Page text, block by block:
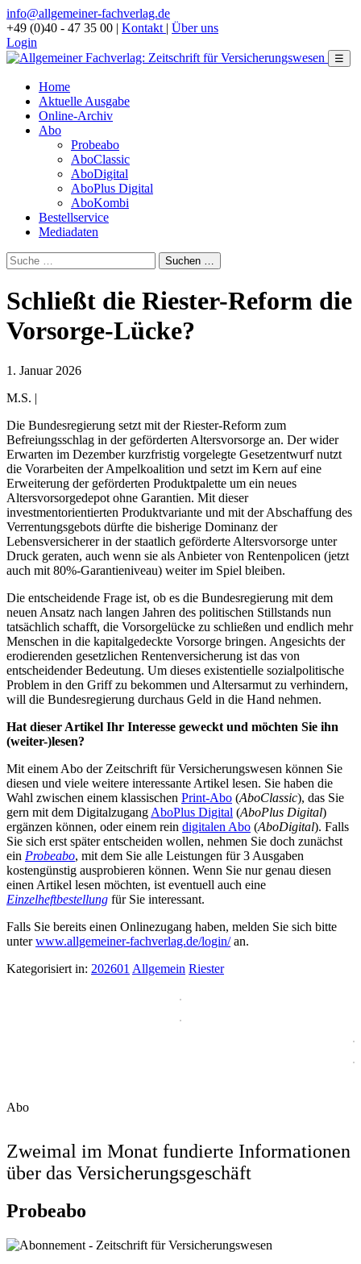
info@allgemeiner-fachverlag.de
+49 (0)40 - 47 35 00 | Kontakt | Über uns
Login
☰
Home
Aktuelle Ausgabe
Online-Archiv
Abo
Probeabo
AboClassic
AboDigital
AboPlus Digital
AboKombi
Bestellservice
Mediadaten
Schließt die Riester-Reform die
Vorsorge-Lücke?
1. Januar 2026
M.S. |
Die Bundesregierung setzt mit der Riester-Reform zum
Befreiungsschlag in der geförderten Altersvorsorge an. Der wider
Erwarten im Dezember kurzfristig vorgelegte Gesetzentwurf nutzt
die Vorarbeiten der Ampelkoalition und setzt im Kern auf eine
Erweiterung der geförderten Produktpalette um ein neues
Altersvorsorgedepot ohne Garantien. Mit dieser
investmentorientierten Produktvariante und mit der Abschaffung des
Verrentungsgebots dürfte die bisherige Dominanz der
Lebensversicherer in der staatlich geförderte Altersvorsorge unter
Druck geraten, auch wenn sie als Anbieter von Rentenpolicen (jetzt
auch mit 80%-Garantieniveau) weiter im Spiel bleiben.
Die entscheidende Frage ist, ob es die Bundesregierung mit dem
neuen Ansatz nach langen Jahren des politischen Stillstands nun
tatsächlich schafft, die Vorsorgelücke zu schließen und endlich mehr
Menschen in die kapitalgedeckte Vorsorge bringen. Angesichts der
erodierenden gesetzlichen Rentenversicherung ist das von
entscheidender Bedeutung. Um dieses existentielle sozialpolitische
Problem in den Griff zu bekommen und Altersarmut zu verhindern,
will die Bundesregierung durchaus Geld in die Hand nehmen.
Hat dieser Artikel Ihr Interesse geweckt und möchten Sie ihn
(weiter-)lesen?
Mit einem Abo der Zeitschrift für Versicherungswesen können Sie
diesen und viele weitere interessante Artikel lesen. Sie haben die
Wahl zwischen einem klassischen Print-Abo (AboClassic), das Sie
gern mit dem Digitalzugang AboPlus Digital (AboPlus Digital)
ergänzen können, oder einem rein digitalen Abo (AboDigital). Falls
Sie sich erst später entscheiden wollen, nehmen Sie doch zunächst
ein Probeabo, mit dem Sie alle Leistungen für 3 Ausgaben
kostengünstig ausprobieren können. Wenn Sie nur genau diesen
einen Artikel lesen möchten, ist eventuell auch eine
Einzelheftbestellung für Sie interessant.
Falls Sie bereits einen Onlinezugang haben, melden Sie sich bitte
unterwww.allgemeiner-fachverlag.de/login/an.
Kategorisiert in: 202601 Allgemein Riester
Abo
Zweimal im Monat fundierte Informationen
über das Versicherungsgeschäft
Probeabo